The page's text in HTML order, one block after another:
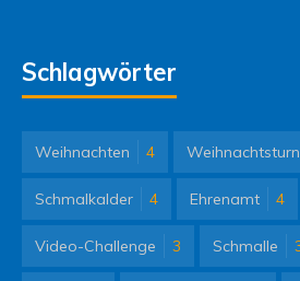
Schlagwörter
Weihnachten 4
Schmalkalder 4 Ehrenamt 4
Video-Challenge 3 Schmalle